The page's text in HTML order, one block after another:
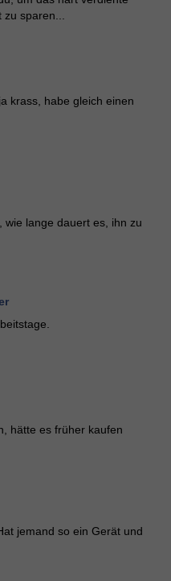
sparen...
krass, habe gleich einen
wie lange dauert es, ihn zu
hätte es früher kaufen
jemand so ein Gerät und